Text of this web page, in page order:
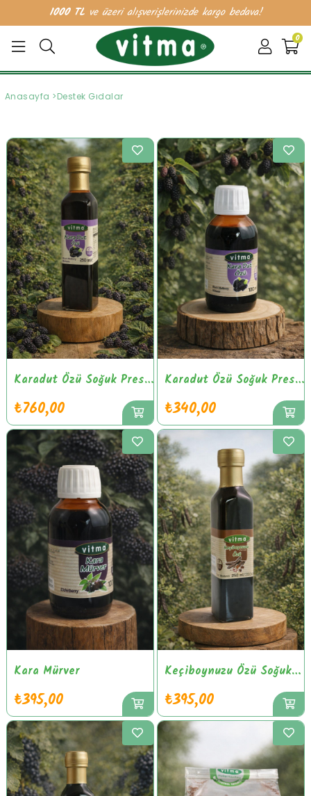
1000 TLve üzeri alışverişlerinizde kargo bedava!
0
Anasayfa >Destek Gıdalar
Karadut Özü Soğuk Pres 250ml
₺760,00
Karadut Özü Soğuk Pres 100ml
₺340,00
Kara Mürver
₺395,00
Keçiboynuzu Özü Soğuk Pres
₺395,00